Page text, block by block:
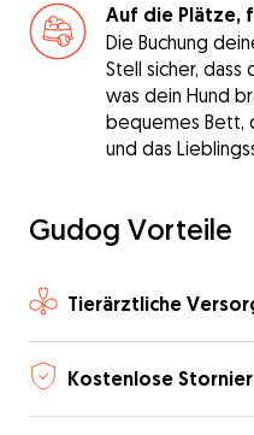
Auf die Plätze,
Die Buchung
Stell sicher, dass
was dein Hund
bequemes Bett,
und das
Gudog Vorteile
Tierärztliche
Kostenlose